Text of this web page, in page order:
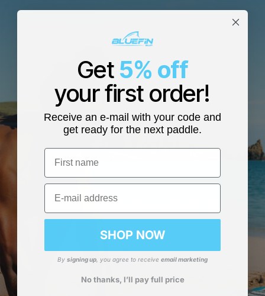
Get 5% off
your first order!
Receive an e-mail with your code and
get ready for the next paddle.
First name
Email
SHOP NOW
By signing up , you agree to receive email marketing
No thanks, I’ll pay full price